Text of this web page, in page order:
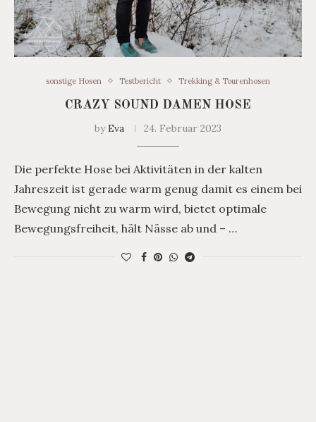
sonstige Hosen Testbericht Trekking & Tourenhosen
CRAZY SOUND DAMEN HOSE
byEva 24. Februar 2023
Die perfekte Hose bei Aktivitäten in der kalten
Jahreszeit ist gerade warm genug damit es einem bei
Bewegung nicht zu warm wird, bietet optimale
Bewegungsfreiheit, hält Nässe ab und – …